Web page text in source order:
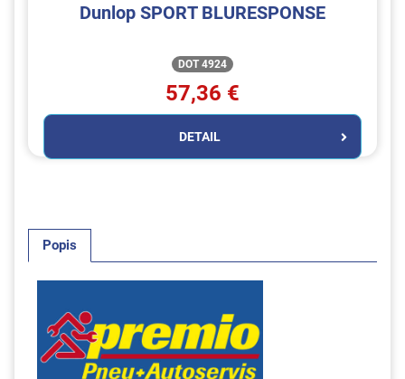
Dunlop SPORT BLURESPONSE
DOT 4924
57,36 €
DETAIL
Popis